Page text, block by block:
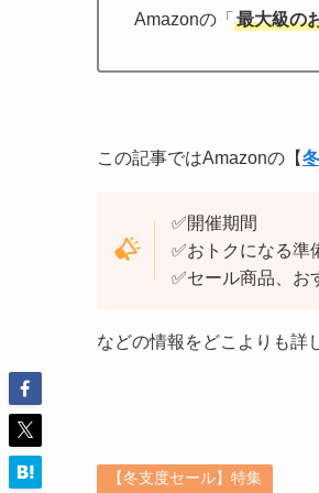
Amazonの「 最大級の
この記事ではAmazonの【
✅開催期間
✅おトクになる準
✅セール商品、お
などの情報をどこよりも詳
【冬支度セール】特集